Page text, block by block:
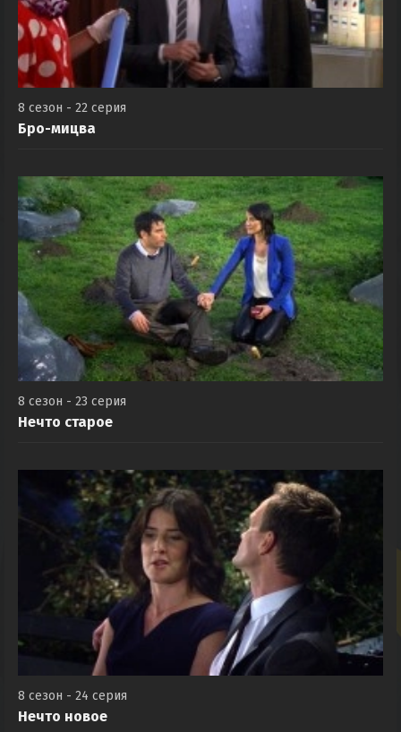
8 сезон - 22 серия
Бро-мицва
8 сезон - 23 серия
Нечто старое
8 сезон - 24 серия
Нечто новое